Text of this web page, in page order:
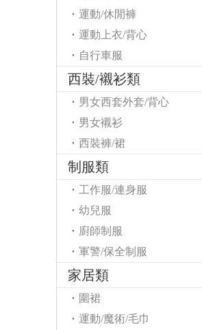
運動/休閒褲
運動上衣/背心
自行車服
西裝/襯衫類
男女西套外套/背心
男女襯衫
西裝褲/裙
制服類
工作服/連身服
幼兒服
廚師制服
軍警/保全制服
家居類
圍裙
運動/魔術/毛巾